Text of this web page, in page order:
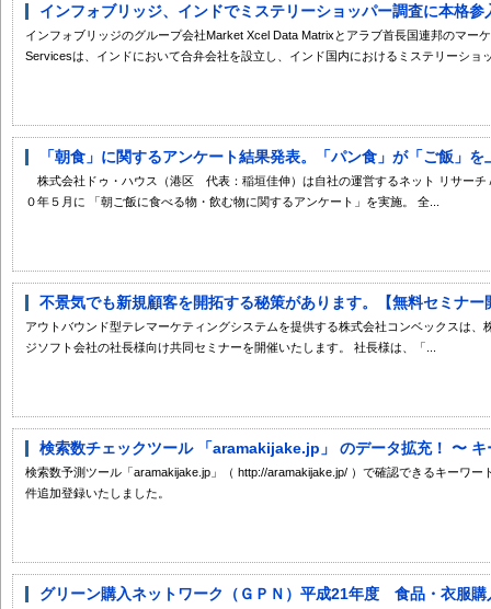
インフォブリッジ、インドでミステリーショッパー調査に本格参
インフォブリッジのグループ会社Market Xcel Data Matrixとアラブ首長国連邦のマー
Servicesは、インドにおいて合弁会社を設立し、インド国内におけるミステリーショ
「朝食」に関するアンケート結果発表。「パン食」が「ご飯」を
株式会社ドゥ・ハウス（港区 代表：稲垣佳伸）は自社の運営するネット リサーチ
０年５月に 「朝ご飯に食べる物・飲む物に関するアンケート」を実施。 全...
不景気でも新規顧客を開拓する秘策があります。【無料セミナー
アウトバウンド型テレマーケティングシステムを提供する株式会社コンベックスは
ジソフト会社の社長様向け共同セミナーを開催いたします。 社長様は、「...
検索数チェックツール 「aramakijake.jp」 のデータ拡充！ 〜 キ
検索数予測ツール「aramakijake.jp」（ http://aramakijake.jp/ ）で確認できるキーワ
件追加登録いたしました。
グリーン購入ネットワーク（ＧＰＮ）平成21年度 食品・衣服購